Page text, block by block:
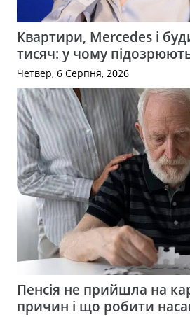
Квартири, Mercedes і
тисяч: у чому
Четвер, 6 Серпня, 2026
Пенсія не прийшла на
причин і що робити